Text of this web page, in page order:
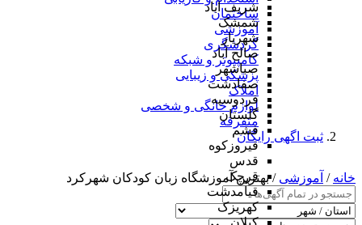
شریف آباد
شمشک
شهریار
صالح آباد
صباشهر
صفادشت
فردوسیه
گلستان
فشم
فیروزکوه
قدس
قرچک
قیامدشت
کهریزک
ساختمان
آموزشی
گردشگری
کامپیوتر و شبکه
پزشکی و زیبایی
املاک
لوازم خانگی و شخصی
متفرقه
ثبت اگهی رایگان
خانه / آموزشی / بهترین آموزشگاه زبان کودکان شهرکرد